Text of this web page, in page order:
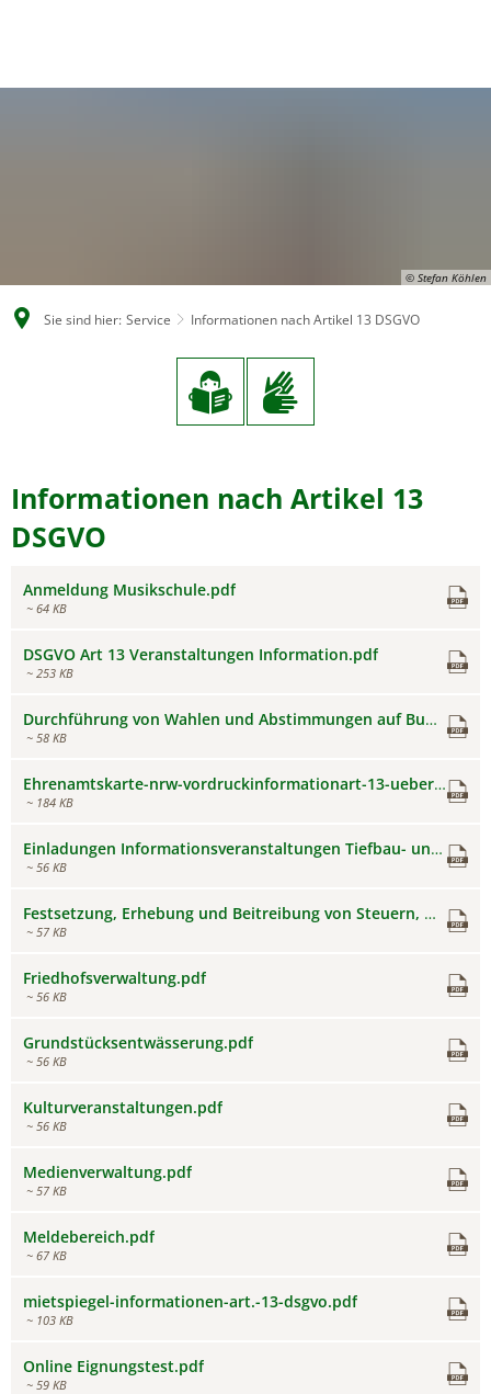
CS
© Stefan Köhlen
Sie sind hier: Service Informationen nach Artikel 13 DSGVO
Informationen
nach
Artikel
13
DSGVO
Informationen nach Artikel 13
DSGVO
Anmeldung Musikschule.pdf
~ 64 KB
DSGVO Art 13 Veranstaltungen Information.pdf
~ 253 KB
Durchführung von Wahlen und Abstimmungen auf Bundes-, Landes- und Gemeindeebene.pdf
~ 58 KB
Ehrenamtskarte-nrw-vordruckinformationart-13-ueberarbeitet.pdf
~ 184 KB
Einladungen Informationsveranstaltungen Tiefbau- und Grünflächenamt.pdf
~ 56 KB
Festsetzung, Erhebung und Beitreibung von Steuern, Gebühren, Beiträgen und Entgelten.pdf
~ 57 KB
Friedhofsverwaltung.pdf
~ 56 KB
Grundstücksentwässerung.pdf
~ 56 KB
Kulturveranstaltungen.pdf
~ 56 KB
Medienverwaltung.pdf
~ 57 KB
Meldebereich.pdf
~ 67 KB
mietspiegel-informationen-art.-13-dsgvo.pdf
~ 103 KB
Online Eignungstest.pdf
~ 59 KB